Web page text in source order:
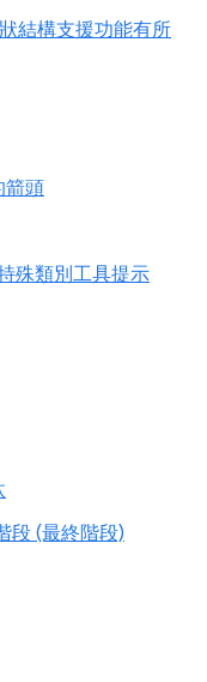
結構支援功能有所
箭頭
殊類別工具提示
段 (最終階段)